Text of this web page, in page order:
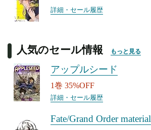
詳細・セール履歴
人気のセール情報 もっと見る
アップルシード
1巻 35%OFF
詳細・セール履歴
Fate/Grand Order material